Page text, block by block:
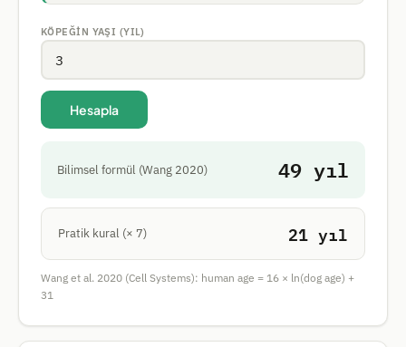
KÖPEĞIN YAŞI (YIL)
Hesapla
Bilimsel formül (Wang 2020) 49 yıl
Pratik kural (× 7) 21 yıl
Wang et al. 2020 (Cell Systems): human age = 16 × ln(dog age) +
31